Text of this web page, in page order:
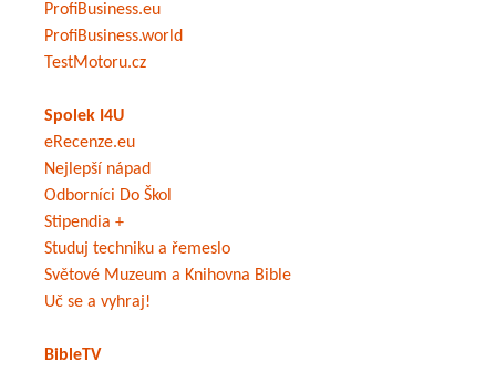
ProfiBusiness.eu
ProfiBusiness.world
TestMotoru.cz
Spolek I4U
eRecenze.eu
Nejlepší nápad
Odborníci Do Škol
Stipendia +
Studuj techniku a řemeslo
Světové Muzeum a Knihovna Bible
Uč se a vyhraj!
BibleTV